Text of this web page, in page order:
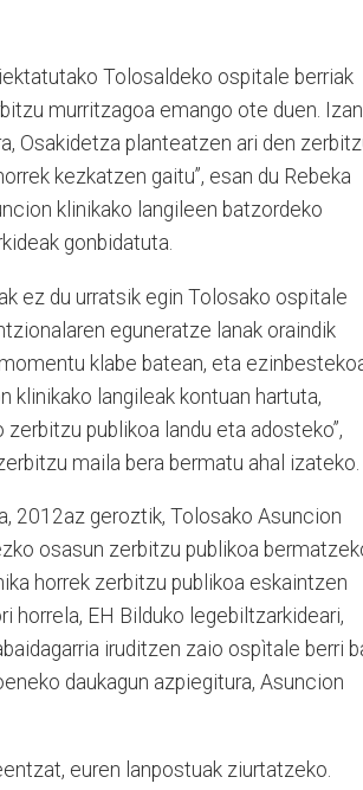
Tolosaldeko ospitale berriak
murritzagoa emango ote duen. Izan
Osakidetza planteatzen ari den
kezkatzen gaitu”, esan du Rebeka
klinikako langileen batzordeko
gonbidatuta.
ez du urratsik egin Tolosako ospitale
eguneratze lanak oraindik
klabe batean, eta
klinikako langileak kontuan hartuta,
publikoa landu eta adosteko”,
maila bera bermatu ahal izateko.
2012az geroztik, Tolosako Asuncion
osasun zerbitzu publikoa
horrek zerbitzu publikoa eskaintzen
horrela, EH Bilduko legebiltzarkideari,
iruditzen zaio ospìtale berri
daukagun azpiegitura, Asuncion
euren lanpostuak ziurtatzeko.